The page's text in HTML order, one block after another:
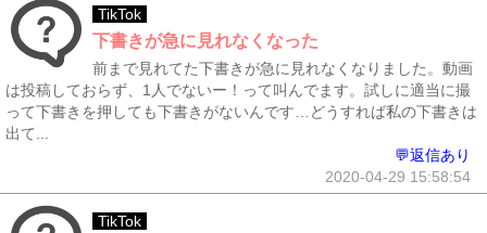
TikTok
下書きが急に見れなくなった
前まで見れてた下書きが急に見れなくなりました。動画
は投稿しておらず、1人でないー！って叫んでます。試しに適当に撮
って下書きを押しても下書きがないんです…どうすれば私の下書きは
出て...
💬返信あり
2020-04-29 15:58:54
TikTok